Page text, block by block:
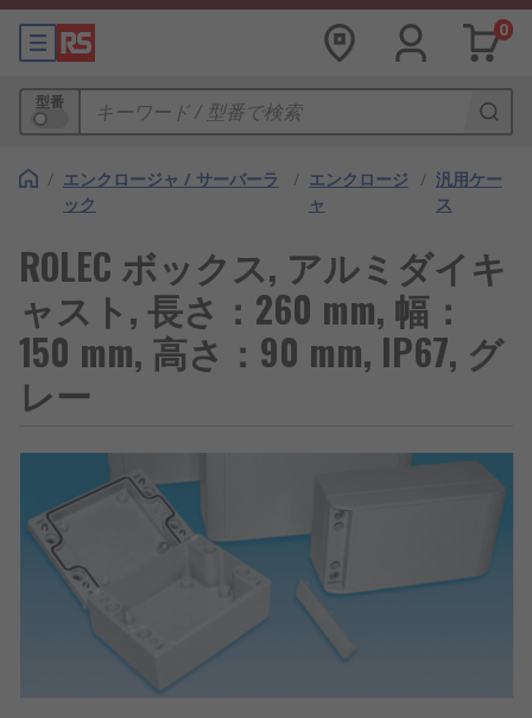
0
型番
/ エンクロージャ / サーバーラ
ック
/ エンクロージ
ャ
/ 汎用ケー
ス
ROLEC ボックス, アルミダイキ
ャスト, 長さ：260 mm, 幅：
150 mm, 高さ：90 mm, IP67, グ
レー